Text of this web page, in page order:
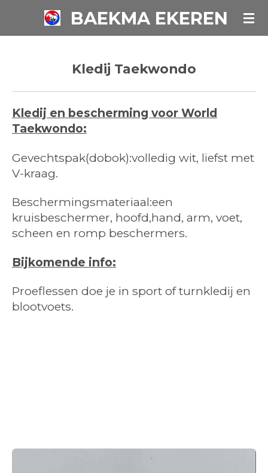
BAEKMA EKEREN
Kledij Taekwondo
Kledij en bescherming voor World
Taekwondo:
Gevechtspak(dobok):volledig wit, liefst met
V-kraag.
Beschermingsmateriaal:een
kruisbeschermer, hoofd,hand, arm, voet,
scheen en romp beschermers.
Bijkomende info:
Proeflessen doe je in sport of turnkledij en
blootvoets.